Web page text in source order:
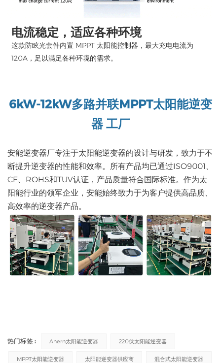
电流稳定，适应各种环境
这款防眩光套件内置 MPPT 太阳能控制器，最大充电电流为
120A，足以满足各种环境的需求。
6kW-12kW多路并联MPPT太阳能逆变
器工厂
安能逆变器厂专注于太阳能逆变器的设计与研发，致力于不
断提升逆变器的性能和效率。所有产品均已通过ISO9001、
CE、ROHS和TUV认证，产品质量符合国际标准。作为太
阳能行业的领军企业，安能始终致力于为客户提供高品质、
高效率的逆变器产品。
热门标签 : Anern太阳能逆变器 220伏太阳能逆变器
MPPT太阳能逆变器 太阳能逆变器供应商 混合式太阳能逆变器